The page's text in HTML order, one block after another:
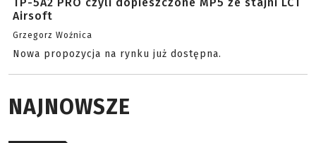
Airsoft
Grzegorz Woźnica
Nowa propozycja na rynku już dostępna.
NAJNOWSZE